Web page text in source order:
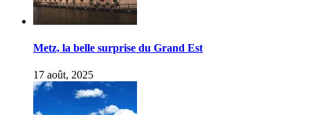
Metz, la belle surprise du Grand Est
17 août, 2025